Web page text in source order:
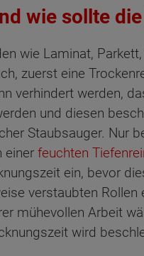
wie sollte
wie Laminat,
zuerst eine
verhindert werden,
und diesen
Staubsauger. Nur
einer feuchten
ein, bevor
verstaubten
mühevollen Arbeit
wird